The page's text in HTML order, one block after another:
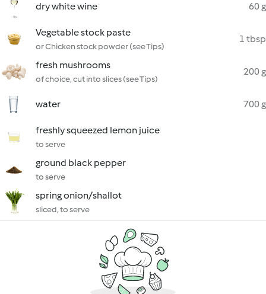
dry white wine 60 g
Vegetable stock paste
or Chicken stock powder (see Tips)
1 tbsp
fresh mushrooms
of choice, cut into slices (see Tips)
200 g
water 700 g
freshly squeezed lemon juice
to serve
ground black pepper
to serve
spring onion/shallot
sliced, to serve